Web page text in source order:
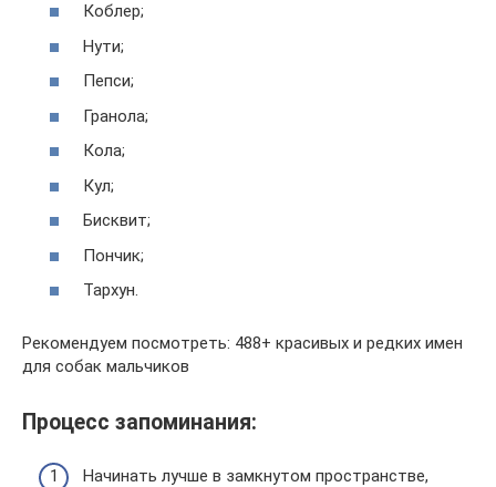
Коблер;
Нути;
Пепси;
Гранола;
Кола;
Кул;
Бисквит;
Пончик;
Тархун.
Рекомендуем посмотреть: 488+ красивых и редких имен
для собак мальчиков
Процесс запоминания:
Начинать лучше в замкнутом пространстве,